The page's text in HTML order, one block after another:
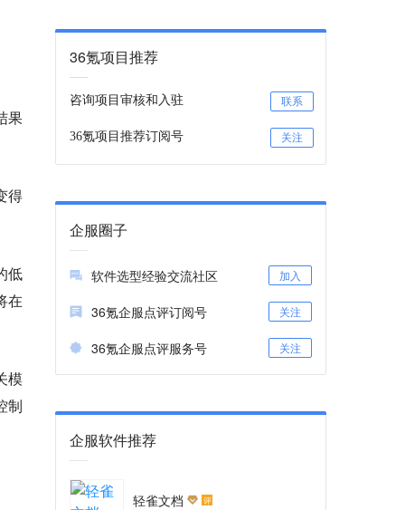
果
得
低
在
模
制
36氪项目推荐
咨询项目审核和入驻 联系
36氪项目推荐订阅号 关注
企服圈子
软件选型经验交流社区 加入
36氪企服点评订阅号 关注
36氪企服点评服务号 关注
企服软件推荐
轻雀文档 评